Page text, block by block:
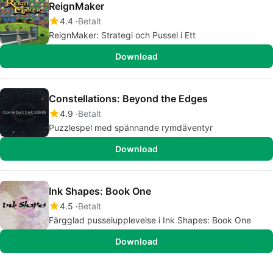
ReignMaker
4.4 Betalt
ReignMaker: Strategi och Pussel i Ett
Download
Constellations: Beyond the Edges
4.9 Betalt
Puzzlespel med spännande rymdäventyr
Download
Ink Shapes: Book One
4.5 Betalt
Färgglad pusselupplevelse i Ink Shapes: Book One
Download